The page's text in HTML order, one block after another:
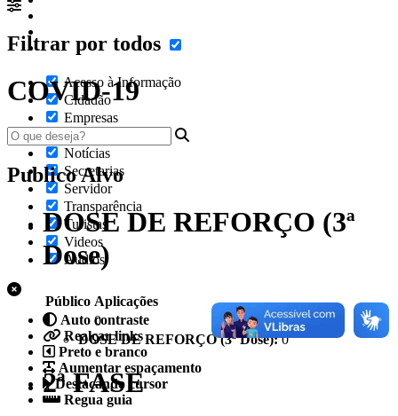
Filtrar por todos
Acesso à Informação
Cidadão
Empresas
Fotos
Notícias
Secretarias
Servidor
Transparência
Turistas
Videos
Áudios
Auto contraste
Realçar links
Preto e branco
Aumentar espaçamento
Destacando cursor
Regua guia
COVID-19
Publico Alvo
DOSE DE REFORÇO (3ª
Dose)
Público Aplicações
0
DOSE DE REFORÇO (3ª Dose):0
2ª FASE